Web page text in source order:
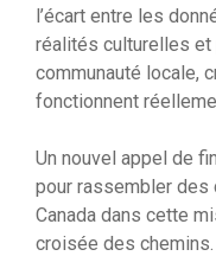
l’écart entre les
réalités culturelles et
communauté locale,
fonctionnent
Un nouvel appel de
pour rassembler des
Canada dans cette
croisée des chemins.